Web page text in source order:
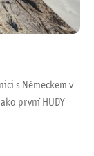
s Německem v
první HUDY